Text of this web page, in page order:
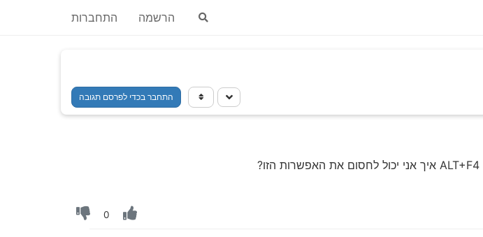
הרשמה התחברות
התחבר בכדי לפרסם תגובה
0